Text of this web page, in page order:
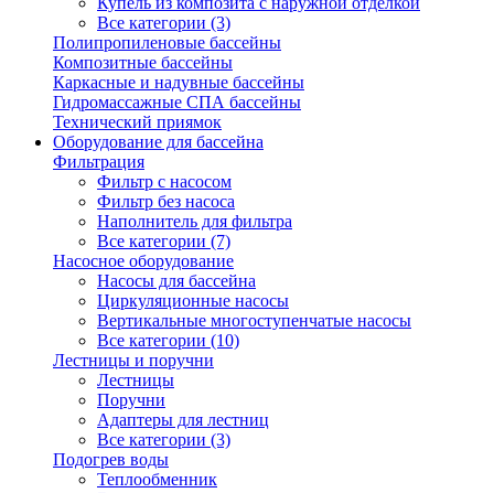
Все категории (3)
Полипропиленовые бассейны
Композитные бассейны
Каркасные и надувные бассейны
Гидромассажные СПА бассейны
Технический приямок
Оборудование для бассейна
Фильтрация
Фильтр с насосом
Фильтр без насоса
Наполнитель для фильтра
Все категории (7)
Насосное оборудование
Насосы для бассейна
Циркуляционные насосы
Вертикальные многоступенчатые насосы
Все категории (10)
Лестницы и поручни
Лестницы
Поручни
Адаптеры для лестниц
Все категории (3)
Подогрев воды
Теплообменник